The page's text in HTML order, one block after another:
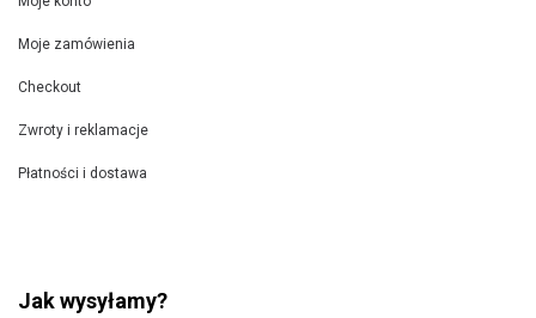
Moje zamówienia
Checkout
Zwroty i reklamacje
Płatności i dostawa
Jak wysyłamy?